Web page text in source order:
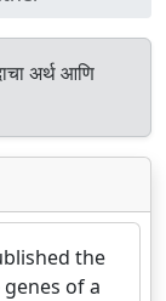
अर्थ आणि
the
of a